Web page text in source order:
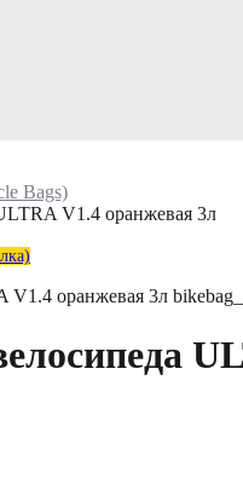
Bags)
V1.4 оранжевая 3л
V1.4 оранжевая 3л